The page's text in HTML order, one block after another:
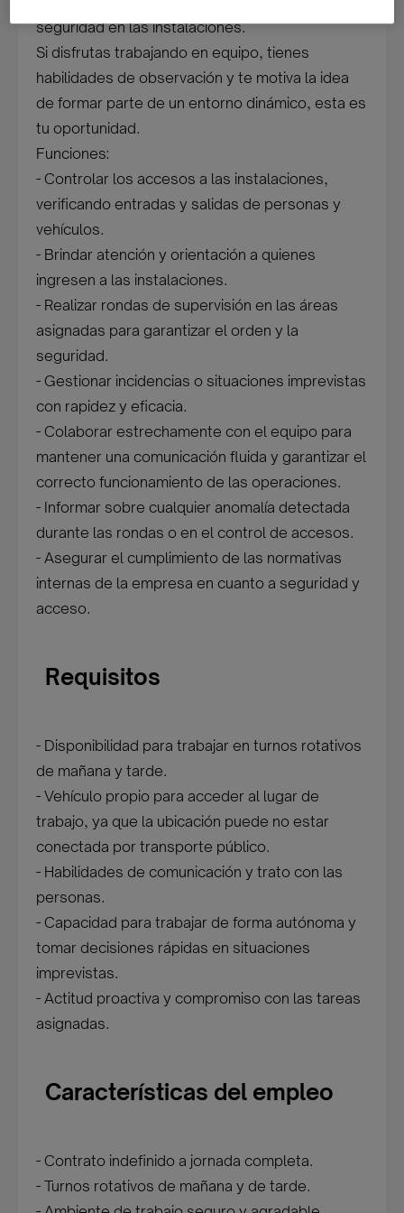
seguridad en las instalaciones.
Si disfrutas trabajando en equipo, tienes
habilidades de observación y te motiva la idea
de formar parte de un entorno dinámico, esta es
tu oportunidad.
Funciones:
- Controlar los accesos a las instalaciones,
verificando entradas y salidas de personas y
vehículos.
- Brindar atención y orientación a quienes
ingresen a las instalaciones.
- Realizar rondas de supervisión en las áreas
asignadas para garantizar el orden y la
seguridad.
- Gestionar incidencias o situaciones imprevistas
con rapidez y eficacia.
- Colaborar estrechamente con el equipo para
mantener una comunicación fluida y garantizar el
correcto funcionamiento de las operaciones.
- Informar sobre cualquier anomalía detectada
durante las rondas o en el control de accesos.
- Asegurar el cumplimiento de las normativas
internas de la empresa en cuanto a seguridad y
acceso.
Requisitos
- Disponibilidad para trabajar en turnos rotativos
de mañana y tarde.
- Vehículo propio para acceder al lugar de
trabajo, ya que la ubicación puede no estar
conectada por transporte público.
- Habilidades de comunicación y trato con las
personas.
- Capacidad para trabajar de forma autónoma y
tomar decisiones rápidas en situaciones
imprevistas.
- Actitud proactiva y compromiso con las tareas
asignadas.
Características del empleo
- Contrato indefinido a jornada completa.
- Turnos rotativos de mañana y de tarde.